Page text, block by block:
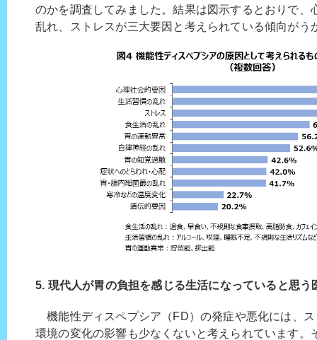
のかを調査してみました。結果は図示するとおりで、
乱れ、ストレスが三大要因と考えられている傾向がう
5. 現代人が胃の負担を感じる生活になっていると思う
機能性ディスペプシア（FD）の発症や悪化には、
環境の変化の影響も少なくないと考えられています。